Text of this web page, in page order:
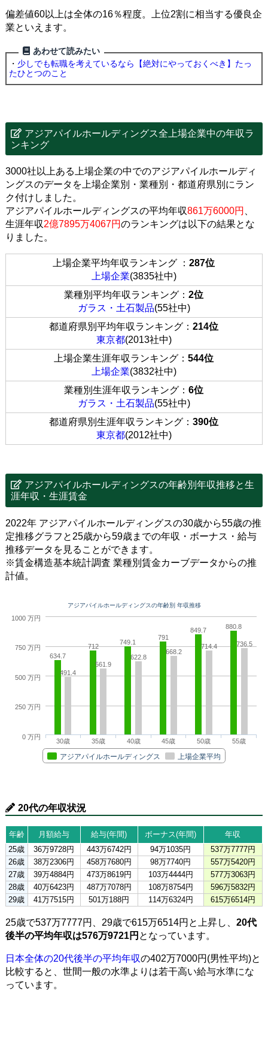
偏差値60以上は全体の16％程度。上位2割に相当する優良企
業といえます。
あわせて読みたい
・ 少しでも転職を考えているなら【絶対にやっておくべき】たっ
たひとつのこと
アジアパイルホールディングス全上場企業中の年収ラ
ンキング
3000社以上ある上場企業の中でのアジアパイルホールディ
ングスのデータを上場企業別・業種別・都道府県別にラン
ク付けしました。
アジアパイルホールディングスの平均年収861万6000円
生涯年収2億7895万4067円のランキングは以下の結果とな
りました。
上場企業平均年収ランキング ：287位
上場企業(3835社中)
業種別平均年収ランキング：2位
ガラス・土石製品(55社中)
都道府県別平均年収ランキング：214位
東京都(2013社中)
上場企業生涯年収ランキング：544位
上場企業(3832社中)
業種別生涯年収ランキング：6位
ガラス・土石製品(55社中)
都道府県別生涯年収ランキング：390位
東京都(2012社中)
アジアパイルホールディングスの年齢別年収推移と生
涯年収・生涯賃金
2022年 アジアパイルホールディングスの30歳から55歳の推
定推移グラフと25歳から59歳までの年収・ボーナス・給与
推移データを見ることができます。
※賃金構造基本統計調査 業種別賃金カーブデータからの推
計値。
アジアパイルホールディングスの年齢別 年収推移
634.7
712
749.1
791
849.7 880.8
491.4
561.9
622.8
668.2
714.4 736.5
アジアパイルホールディングス 上場企業平均
30歳 35歳 40歳 45歳 50歳 55歳
0 万円
250 万円
500 万円
750 万円
1000 万円
20代の年収状況
年齢 月額給与 給与(年間) ボーナス(年間)
年収
25歳
36万9728円 443万6742円 94万1035円
537万7777円
26歳
38万2306円 458万7680円 98万7740円
557万5420円
27歳
39万4884円 473万8619円 103万4444円
577万3063円
28歳
40万6423円 487万7078円 108万8754円
596万5832円
29歳
41万7515円 501万188円 114万6324円 615万6514円
25歳で537万7777円、29歳で615万6514円と上昇し、 20代
後半の平均年収は576万9721円 となっています。
日本全体の20代後半の平均年収の402万7000円(男性平均)と
比較すると、世間一般の水準よりは若干高い給与水準にな
っています。